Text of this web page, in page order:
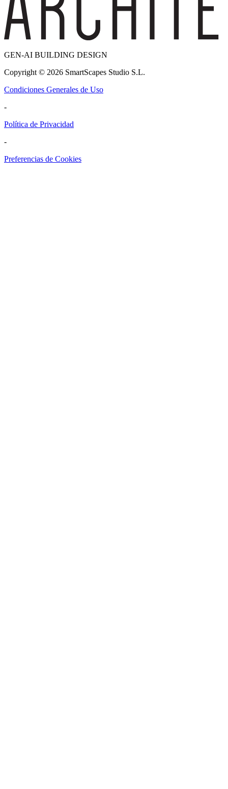
GEN-AI BUILDING DESIGN
Copyright © 2026 SmartScapes Studio S.L.
Condiciones Generales de Uso
-
Política de Privacidad
-
Preferencias de Cookies